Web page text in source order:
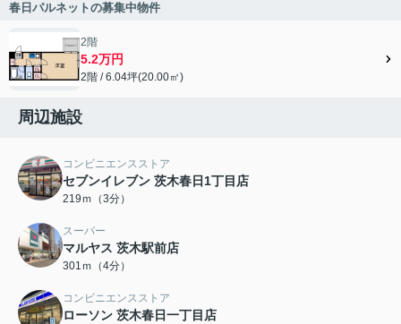
春日パルネットの募集中物件
2階
5.2万円
2階 / 6.04坪(20.00㎡)
周辺施設
コンビニエンスストア
セブンイレブン 茨木春日1丁目店
219ｍ（3分）
スーパー
マルヤス 茨木駅前店
301ｍ（4分）
コンビニエンスストア
ローソン 茨木春日一丁目店